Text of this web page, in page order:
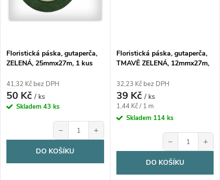
Floristická páska, gutaperča,
ZELENÁ, 25mmx27m, 1 kus
41,32 Kč bez DPH
50 Kč/ ks
Skladem 43 ks
− +
DO KOŠÍKU
Floristická páska, gutaperča,
TMAVĚ ZELENÁ, 12mmx27m,
32,23 Kč bez DPH
39 Kč/ ks
Měrná
cena:
1,44 Kč / 1 m
Skladem 114 ks
− +
DO KOŠÍKU